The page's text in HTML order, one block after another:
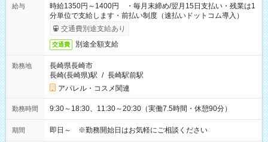
給与
時給1350円～1400円 ・毎月末締め/翌月15日支払い・残業は1
分単位で支給します・前払い制度（速払いドットコム導入）
交通費別途支給あり
交通費 別途全額支給
勤務地
長崎県長崎市
長崎(長崎県)駅 / 長崎駅前駅
アパレル・コスメ関連
勤務時間 9:30～18:30、11:30～20:30（実働7.5時間・休憩90分）
期間 即日～ ※勤務開始日はお気軽にご相談ください